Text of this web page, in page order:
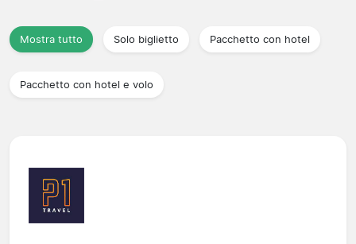
Mostra tutto Solo biglietto Pacchetto con hotel
Pacchetto con hotel e volo